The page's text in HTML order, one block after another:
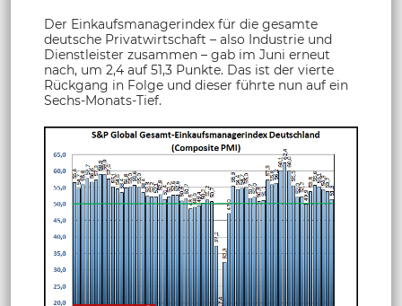
Der Einkaufsmanagerindex für die gesamte
deutsche Privatwirtschaft – also Industrie und
Dienstleister zusammen – gab im Juni erneut
nach, um 2,4 auf 51,3 Punkte. Das ist der vierte
Rückgang in Folge und dieser führte nun auf ein
Sechs-Monats-Tief.